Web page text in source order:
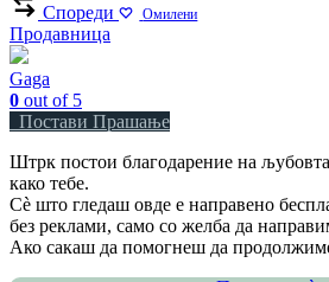
Спореди Омилени
Продавница
Gaga
0 out of 5
Постави Прашање
Штрк постои благодарение на
како тебе.
Сè што гледаш овде е направено
без реклами, само со желба да
Ако сакаш да помогнеш да